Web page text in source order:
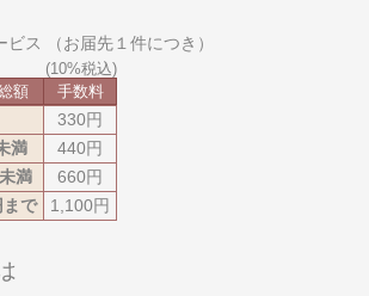
ス （お届先１件につき）
額 手数料
330円
満
440円
満
660円
まで
1,100円